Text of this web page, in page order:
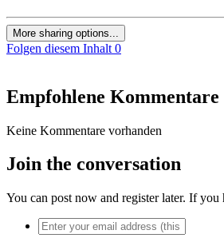
More sharing options...
Folgen diesem Inhalt 0
Empfohlene Kommentare
Keine Kommentare vorhanden
Join the conversation
You can post now and register later. If you